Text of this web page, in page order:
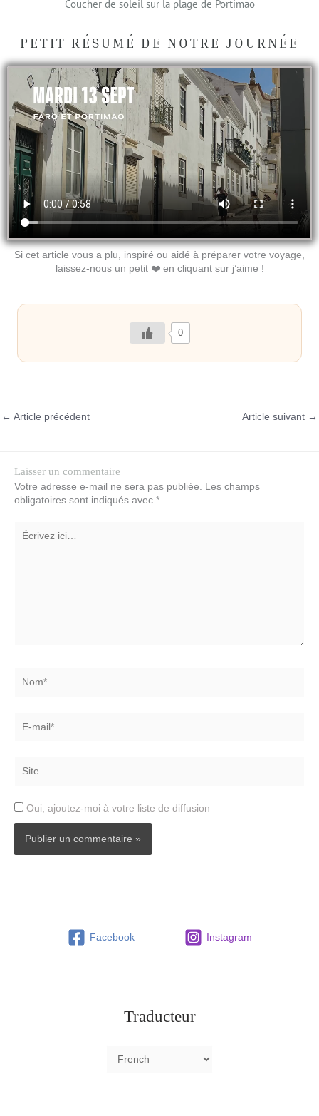
Coucher de soleil sur la plage de Portimao
PETIT RÉSUMÉ DE NOTRE JOURNÉE
Si cet article vous a plu, inspiré ou aidé à préparer votre voyage,
laissez-nous un petit ❤️ en cliquant sur j’aime !
0
← Article précédent Article suivant →
Laisser un commentaire
Votre adresse e-mail ne sera pas publiée.
Les champs
obligatoires sont indiqués avec *
Écrivez
ici…
mail*
Oui, ajoutez-moi à votre liste de diffusion
Facebook Instagram
Traducteur